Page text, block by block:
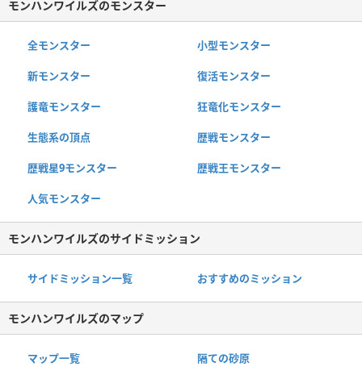
モンハンワイルズのモンスター
全モンスター 小型モンスター
新モンスター 復活モンスター
護竜モンスター 狂竜化モンスター
生態系の頂点 歴戦モンスター
歴戦星9モンスター 歴戦王モンスター
人気モンスター
モンハンワイルズのサイドミッション
サイドミッション一覧 おすすめのミッション
モンハンワイルズのマップ
マップ一覧 隔ての砂原